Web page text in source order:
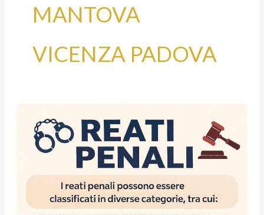
MANTOVA
VICENZA PADOVA